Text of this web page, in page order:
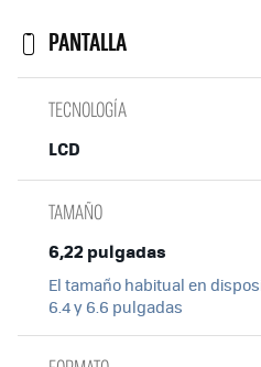
PANTALLA
TECNOLOGÍA
LCD
TAMAÑO
6,22 pulgadas
El tamaño habitual en
6.4 y 6.6 pulgadas